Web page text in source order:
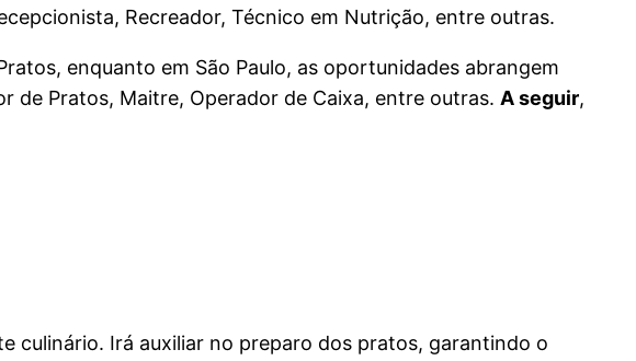
Recreador, Técnico em Nutrição, entre outras.
enquanto em São Paulo, as oportunidades abrangem
de Pratos, Maitre, Operador de Caixa, entre outras. A seguir,
culinário. Irá auxiliar no preparo dos pratos, garantindo o